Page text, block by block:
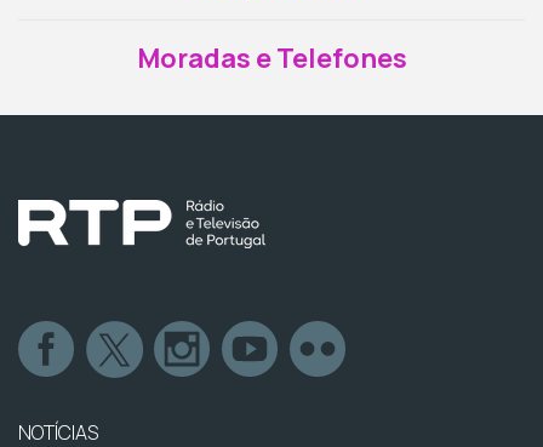
Moradas e Telefones
NOTÍCIAS